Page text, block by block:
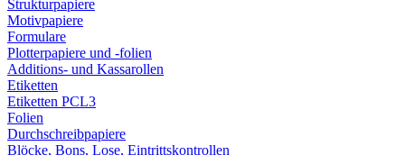
Strukturpapiere
Motivpapiere
Formulare
Plotterpapiere und -folien
Additions- und Kassarollen
Etiketten
Etiketten PCL3
Folien
Durchschreibpapiere
Blöcke, Bons, Lose, Eintrittskontrollen